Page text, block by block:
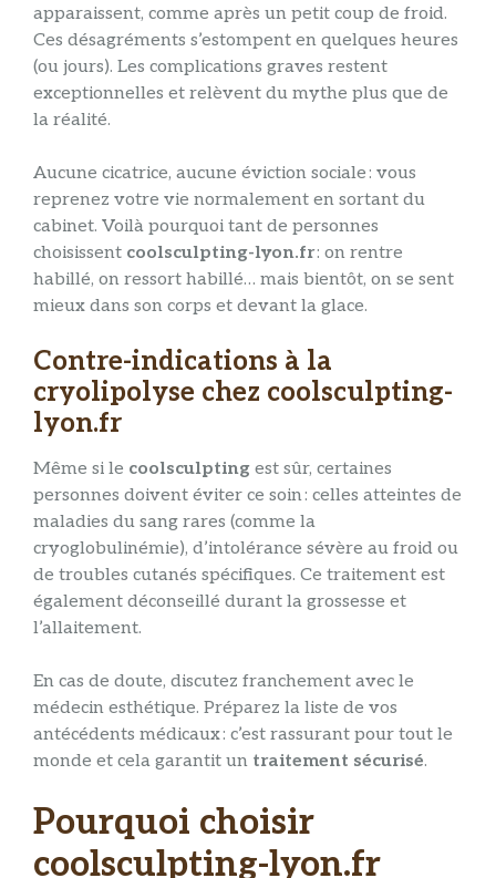
apparaissent, comme après un petit coup de froid.
Ces désagréments s’estompent en quelques heures
(ou jours). Les complications graves restent
exceptionnelles et relèvent du mythe plus que de
la réalité.
Aucune cicatrice, aucune éviction sociale : vous
reprenez votre vie normalement en sortant du
cabinet. Voilà pourquoi tant de personnes
choisissent coolsculpting-lyon.fr: on rentre
habillé, on ressort habillé… mais bientôt, on se sent
mieux dans son corps et devant la glace.
Contre-indications à la
cryolipolyse chez coolsculpting-
lyon.fr
Même si le coolsculpting est sûr, certaines
personnes doivent éviter ce soin : celles atteintes de
maladies du sang rares (comme la
cryoglobulinémie), d’intolérance sévère au froid ou
de troubles cutanés spécifiques. Ce traitement est
également déconseillé durant la grossesse et
l’allaitement.
En cas de doute, discutez franchement avec le
médecin esthétique. Préparez la liste de vos
antécédents médicaux : c’est rassurant pour tout le
monde et cela garantit un traitement sécurisé.
Pourquoi choisir
coolsculpting-lyon.fr